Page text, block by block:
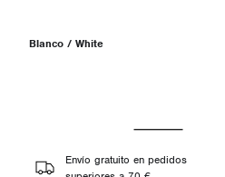
Blanco / White
Envío gratuito en pedidos